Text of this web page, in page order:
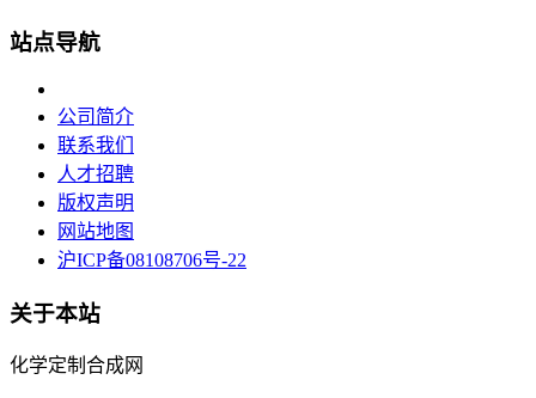
站点导航
公司简介
联系我们
人才招聘
版权声明
网站地图
沪ICP备08108706号-22
关于本站
化学定制合成网